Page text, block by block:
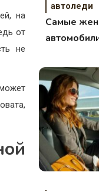
на
от
не
автоледи
Самые